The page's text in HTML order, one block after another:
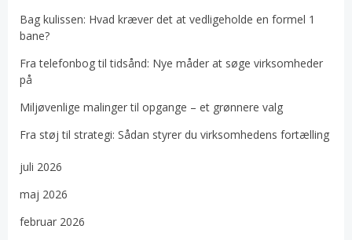
Bag kulissen: Hvad kræver det at vedligeholde en formel 1
bane?
Fra telefonbog til tidsånd: Nye måder at søge virksomheder
på
Miljøvenlige malinger til opgange – et grønnere valg
Fra støj til strategi: Sådan styrer du virksomhedens fortælling
juli 2026
maj 2026
februar 2026